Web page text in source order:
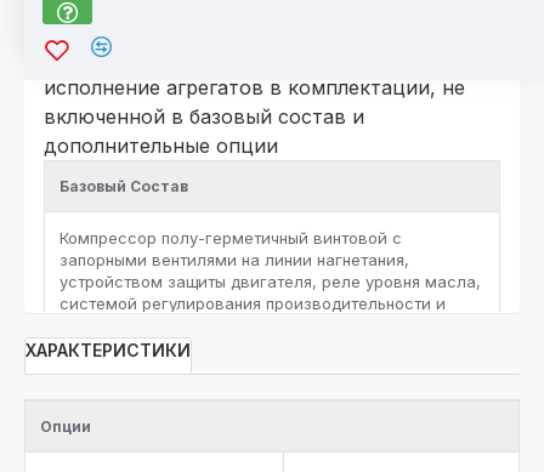
*Для компрессоров серии HSK\HSN
По отдельному запросу возможно
исполнение агрегатов в комплектации, не
включенной в базовый состав и
дополнительные опции
Базовый Состав
Компрессор полу-герметичный винтовой c
запорными вентилями на линии нагнетания,
устройством защиты двигателя, реле уровня масла,
системой регулирования производительности и
каждый компрессор
предохранительным клапаном, жидкостная линия с
ХАРАКТЕРИСТИКИ
Опции